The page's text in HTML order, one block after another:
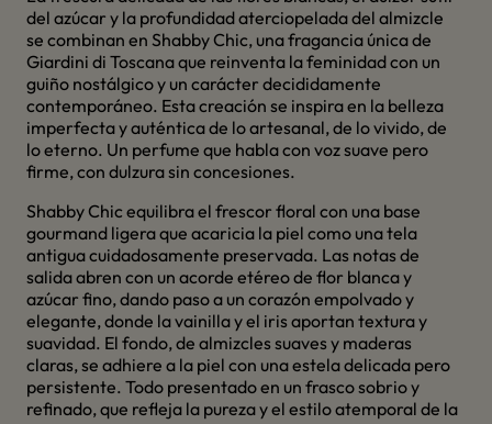
del azúcar y la profundidad aterciopelada del almizcle
se combinan en Shabby Chic, una fragancia única de
Giardini di Toscana que reinventa la feminidad con un
guiño nostálgico y un carácter decididamente
contemporáneo. Esta creación se inspira en la belleza
imperfecta y auténtica de lo artesanal, de lo vivido, de
lo eterno. Un perfume que habla con voz suave pero
firme, con dulzura sin concesiones.
Shabby Chic equilibra el frescor floral con una base
gourmand ligera que acaricia la piel como una tela
antigua cuidadosamente preservada. Las notas de
salida abren con un acorde etéreo de flor blanca y
azúcar fino, dando paso a un corazón empolvado y
elegante, donde la vainilla y el iris aportan textura y
suavidad. El fondo, de almizcles suaves y maderas
claras, se adhiere a la piel con una estela delicada pero
persistente. Todo presentado en un frasco sobrio y
refinado, que refleja la pureza y el estilo atemporal de la